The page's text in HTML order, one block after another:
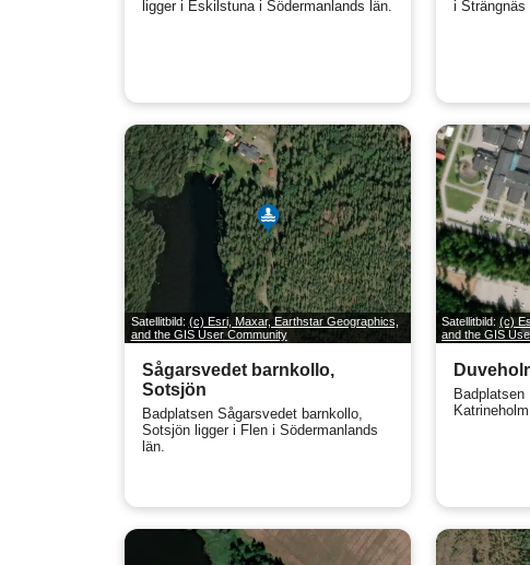
ligger i Eskilstuna i Södermanlands län.
i Strängnäs
Satellitbild: (c) Esri, Maxar, Earthstar Geographics,
and the GIS User Community
Sågarsvedet barnkollo,
Sotsjön
Badplatsen Sågarsvedet barnkollo,
Sotsjön ligger i Flen i Södermanlands
län.
Satellitbild:(c)
and the GIS
Badplatsen